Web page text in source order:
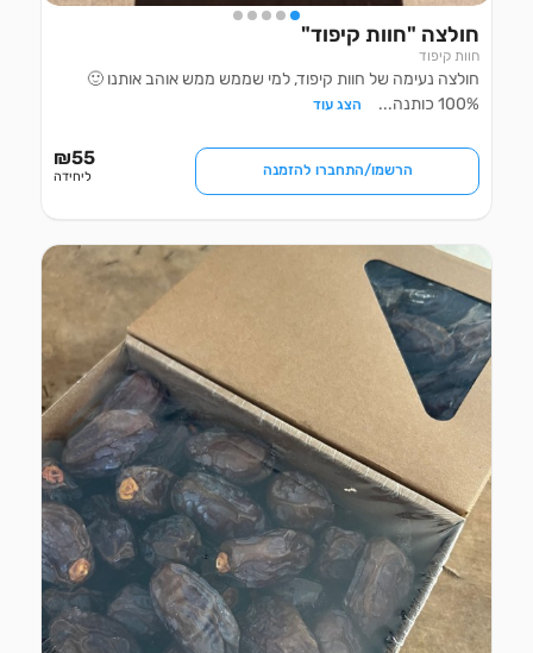
חולצה "חוות קיפוד"
חוות קיפוד
חולצה נעימה של חוות קיפוד, למי שממש ממש אוהב אותנו 🙂
100% כותנה
... הצג עוד
הרשמו/התחברו להזמנה
₪55
ליחידה